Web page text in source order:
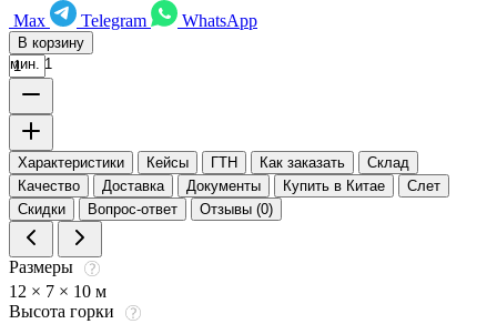
Max
Telegram WhatsApp
В корзину
мин. 1
Характеристики Кейсы ГТН Как заказать
Склад
Качество
Доставка Документы Купить в Китае
Слет
Скидки
Вопрос-ответ Отзывы (0)
Размеры
12 × 7 × 10 м
Высота горки